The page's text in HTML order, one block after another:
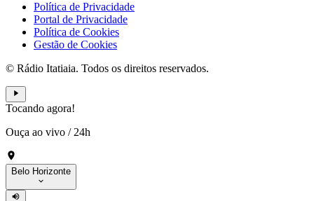
Política de Privacidade
Portal de Privacidade
Política de Cookies
Gestão de Cookies
© Rádio Itatiaia. Todos os direitos reservados.
Tocando agora!
Ouça ao vivo / 24h
Belo Horizonte